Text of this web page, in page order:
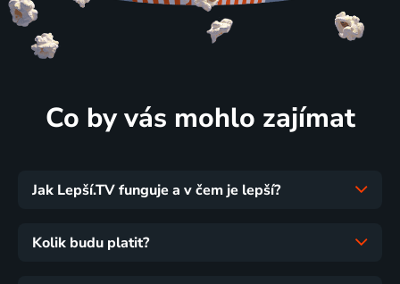
Co by vás mohlo zajímat
Jak Lepší.TV funguje a v čem je lepší?
Kolik budu platit?